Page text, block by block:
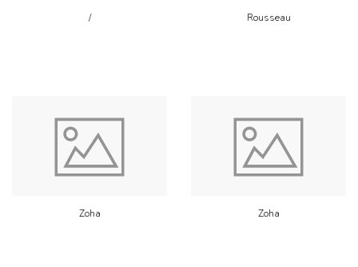
/ Rousseau
Zoha Zoha